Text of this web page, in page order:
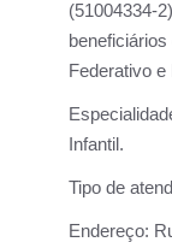
(51004334-
beneficiários
Federativo e
Infantil.
Tipo de
Endereço: